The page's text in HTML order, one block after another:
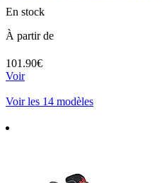
En stock
À partir de
101.90€
Voir
Voir les 14 modèles